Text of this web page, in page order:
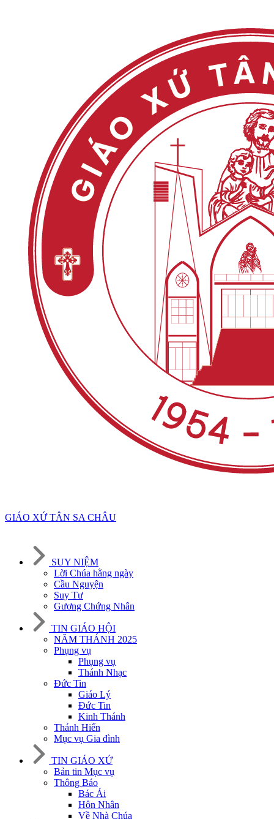
GIÁO XỨ TÂN SA CHÂU
SUY NIỆM
Lời Chúa hằng ngày
Cầu Nguyện
Suy Tư
Gương Chứng Nhân
TIN GIÁO HỘI
NĂM THÁNH 2025
Phụng vụ
Phụng vụ
Thánh Nhạc
Đức Tin
Giáo Lý
Đức Tin
Kinh Thánh
Thánh Hiến
Mục vụ Gia đình
TIN GIÁO XỨ
Bản tin Mục vụ
Thông Báo
Bác Ái
Hôn Nhân
Về Nhà Chúa